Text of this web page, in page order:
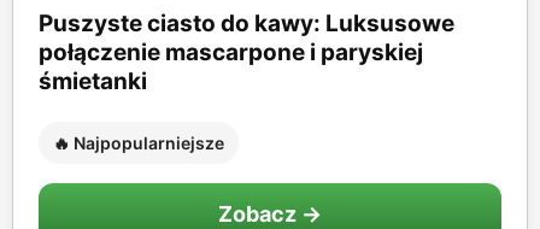
Puszyste ciasto do kawy: Luksusowe
połączenie mascarpone i paryskiej
śmietanki
🔥 Najpopularniejsze
Zobacz →